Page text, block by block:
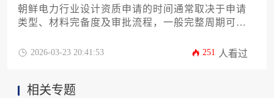
朝鲜电力行业设计资质申请的时间通常取决于申请
类型、材料完备度及审批流程，一般完整周期可能
官方核准阶段，需提前规划并密切关注政策动态。
2026-03-23 20:41:53 251 人看过
相关专题